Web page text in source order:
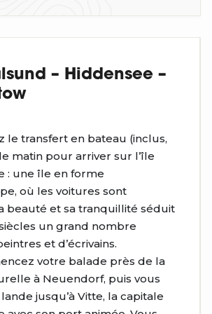
– Hiddensee –
le transfert en bateau (inclus,
matin pour arriver sur l’île
: une île en forme
où les voitures sont
beauté et sa tranquillité séduit
un grand nombre
et d’écrivains.
votre balade près de la
à Neuendorf, puis vous
jusqu’à Vitte, la capitale